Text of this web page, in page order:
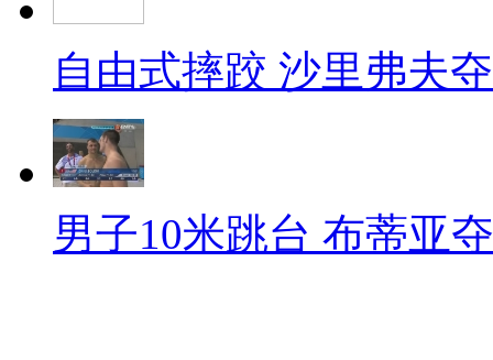
自由式摔跤 沙里弗夫
男子10米跳台 布蒂亚